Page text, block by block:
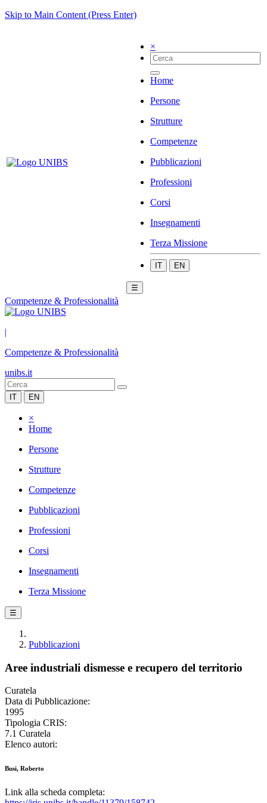
Skip to Main Content (Press Enter)
×
Home
Persone
Strutture
Competenze
Pubblicazioni
Professioni
Corsi
Insegnamenti
Terza Missione
IT EN
☰
Competenze & Professionalità
|
Competenze & Professionalità
unibs.it
IT EN
×
Home
Persone
Strutture
Competenze
Pubblicazioni
Professioni
Corsi
Insegnamenti
Terza Missione
☰
Pubblicazioni
Aree industriali dismesse e recupero del territorio
Curatela
Data di Pubblicazione:
1995
Tipologia CRIS:
7.1 Curatela
Elenco autori:
Busi, Roberto
Link alla scheda completa: